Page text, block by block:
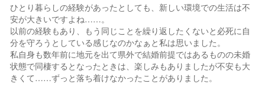
ひとり暮らしの経験があったとしても、新しい環境での生活は不
安が大きいですよね……。
以前の経験もあり、もう同じことを繰り返したくないと必死に自
分を守ろうとしている感じなのかなぁと私は思いました。
私自身も数年前に地元を出て県外で結婚前提ではあるものの未婚
状態で同棲するとなったときは、楽しみもありましたが不安も大
きくて……ずっと落ち着けなかったことがありました。